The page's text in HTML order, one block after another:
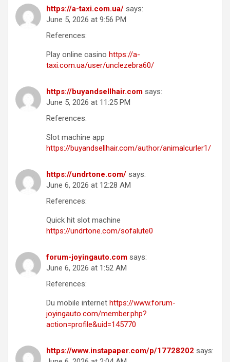
https://a-taxi.com.ua/ says:
June 5, 2026 at 9:56 PM
References:
Play online casino https://a-
taxi.com.ua/user/unclezebra60/
https://buyandsellhair.com says:
June 5, 2026 at 11:25 PM
References:
Slot machine app
https://buyandsellhair.com/author/animalcurler1/
https://undrtone.com/ says:
June 6, 2026 at 12:28 AM
References:
Quick hit slot machine
https://undrtone.com/sofalute0
forum-joyingauto.com says:
June 6, 2026 at 1:52 AM
References:
Du mobile internet https://www.forum-
joyingauto.com/member.php?
action=profile&uid=145770
https://www.instapaper.com/p/17728202 says: